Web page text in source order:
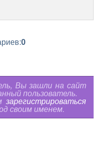
0
Вы зашли на сайт
пользователь.
зарегистрироваться
своим именем.